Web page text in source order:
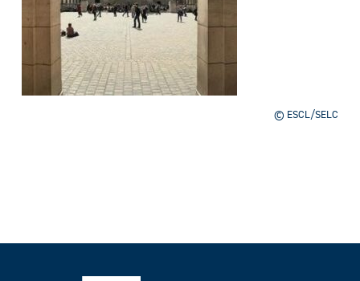
© ESCL/SELC